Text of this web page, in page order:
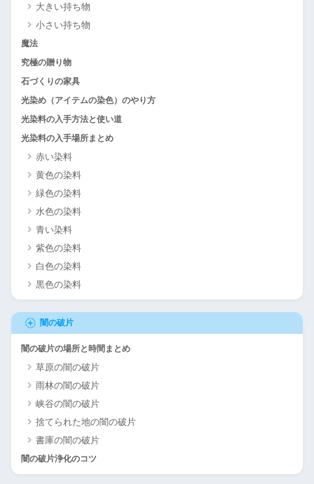
大きい持ち物
小さい持ち物
魔法
究極の贈り物
石づくりの家具
光染め（アイテムの染色）のやり方
光染料の入手方法と使い道
光染料の入手場所まとめ
赤い染料
黄色の染料
緑色の染料
水色の染料
青い染料
紫色の染料
白色の染料
黒色の染料
闇の破片
闇の破片の場所と時間まとめ
草原の闇の破片
雨林の闇の破片
峡谷の闇の破片
捨てられた地の闇の破片
書庫の闇の破片
闇の破片浄化のコツ